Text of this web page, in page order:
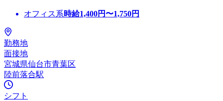
オフィス系時給1,400円〜1,750円
勤務地
面接地
宮城県仙台市青葉区
陸前落合駅
シフト